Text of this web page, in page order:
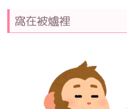
窩在被爐裡